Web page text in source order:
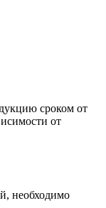
сроком от
от
необходимо